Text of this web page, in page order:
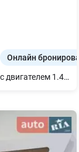
Онлайн
Skoda Octavia 2025 в комплектации Selection с двигателем 1.4 TSI (150 л.с.) и 8-ступенчатым «автоматом» — это эталонный выбор для украинского рынка, сочетающий практичность лифтбека с надежностью классической гидромеханической трансмиссии. По состоянию на март 2026 года, ценность этой модели заключается в ее универсальности и высокой ликвидности: вы получаете просторный салон и огромный багажник на 600 литров в сочетании с проверенным временем турбомотором, который обеспечивает уверенную динамику при умеренном расходе топлива. Комплектация Selection после обновления (FL) стала намного современнее, предлагая цифровые решения и системы безопасности, которые раньше были прерогативой более дорогих версий, сохраняя при этом статус "золотой середины" линейки Octavia.